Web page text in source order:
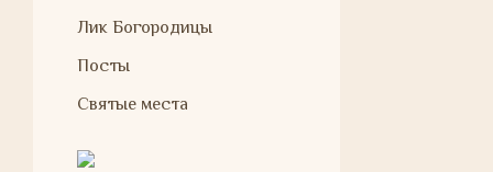
Лик Богородицы
Посты
Святые места